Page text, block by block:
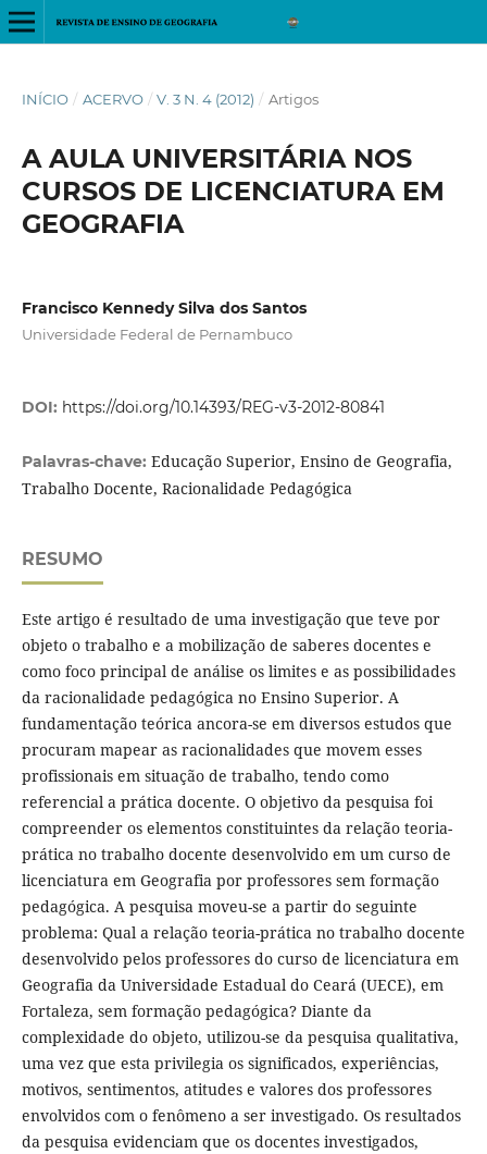
INÍCIO / ACERVO / V. 3 N. 4 (2012) / Artigos
A AULA UNIVERSITÁRIA NOS
CURSOS DE LICENCIATURA EM
GEOGRAFIA
Francisco Kennedy Silva dos Santos
Universidade Federal de Pernambuco
DOI: https://doi.org/10.14393/REG-v3-2012-80841
Palavras-chave: Educação Superior, Ensino de Geografia,
Trabalho Docente, Racionalidade Pedagógica
RESUMO
Este artigo é resultado de uma investigação que teve por
objeto o trabalho e a mobilização de saberes docentes e
como foco principal de análise os limites e as possibilidades
da racionalidade pedagógica no Ensino Superior. A
fundamentação teórica ancora-se em diversos estudos que
procuram mapear as racionalidades que movem esses
profissionais em situação de trabalho, tendo como
referencial a prática docente. O objetivo da pesquisa foi
compreender os elementos constituintes da relação teoria-
prática no trabalho docente desenvolvido em um curso de
licenciatura em Geografia por professores sem formação
pedagógica. A pesquisa moveu-se a partir do seguinte
problema: Qual a relação teoria-prática no trabalho docente
desenvolvido pelos professores do curso de licenciatura em
Geografia da Universidade Estadual do Ceará (UECE), em
Fortaleza, sem formação pedagógica? Diante da
complexidade do objeto, utilizou-se da pesquisa qualitativa,
uma vez que esta privilegia os significados, experiências,
motivos, sentimentos, atitudes e valores dos professores
envolvidos com o fenômeno a ser investigado. Os resultados
da pesquisa evidenciam que os docentes investigados,